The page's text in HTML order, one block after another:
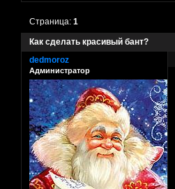
Как сделать красивый бант?
Страница:1
dedmoroz
Администратор